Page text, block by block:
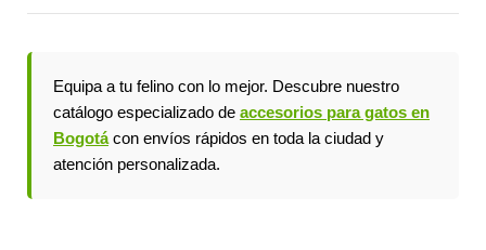
Equipa a tu felino con lo mejor. Descubre nuestro
catálogo especializado de accesorios para gatos en
Bogotácon envíos rápidos en toda la ciudad y
atención personalizada.